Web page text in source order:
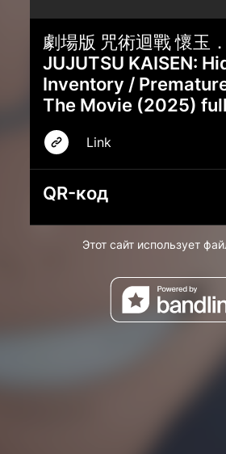
劇場版 咒術迴戰 懷玉
JUJUTSU KAISEN:
Inventory /
The Movie (2025)
Link
QR-код
Этот сайт использует